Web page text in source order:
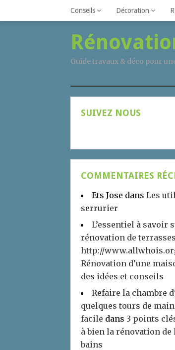
Conseils Décoration
Guide travaux & déco pour
SUIVEZ NOUS
COMMENTAIRES
Ets Jose dans Les
serrurier
L’essentiel à savoir
rénovation de terrasses
http://
Rénovation d’une
des idées et conseils
Refaire la chambre
quelques tours de
facile dans 3 points
à bien la rénovation de
bains